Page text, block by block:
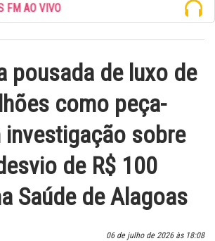
pousada de luxo de
como peça-
investigação sobre
de R$ 100
Saúde de Alagoas
06 de julho de 2026 às 18:08